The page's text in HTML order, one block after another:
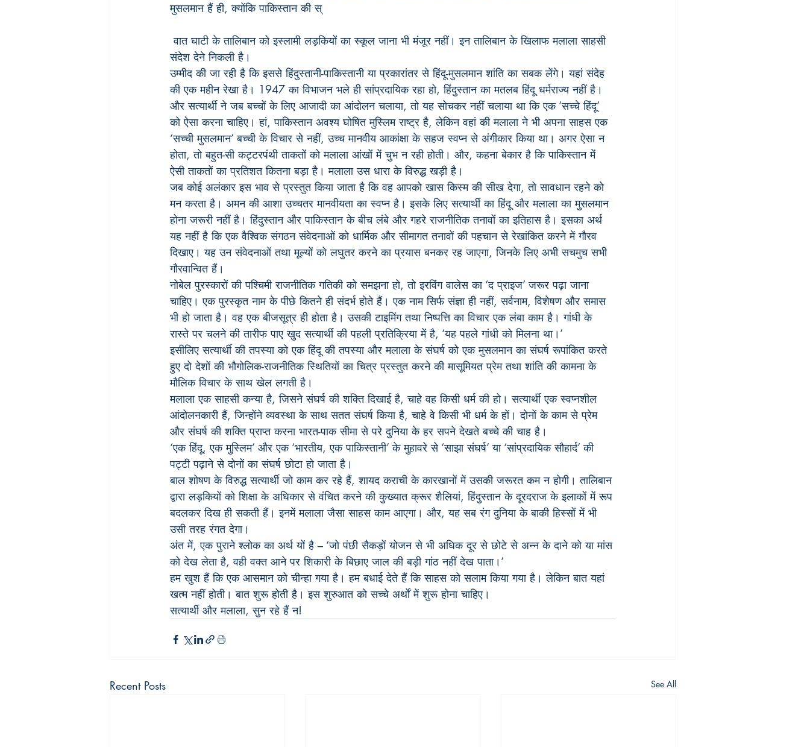
मुसलमान हैं ही, क्योंकि पाकिस्तान की स्
वात घाटी के तालिबान को इस्लामी लड़कियों का स्कूल जाना भी मंजूर नहीं। इन तालिबान के खिलाफ मलाला साहसी
संदेश देने निकली है।
उम्मीद की जा रही है कि इससे हिंदुस्तानी-पाकिस्तानी या प्रकारांतर से हिंदू-मुसलमान शांति का सबक लेंगे। यहां संदेह
की एक महीन रेखा है। 1947 का विभाजन भले ही सांप्रदायिक रहा हो, हिंदुस्तान का मतलब हिंदू धर्मराज्य नहीं है।
और सत्यार्थी ने जब बच्चों के लिए आजादी का आंदोलन चलाया, तो यह सोचकर नहीं चलाया था कि एक ‘सच्चे हिंदू’
को ऐसा करना चाहिए। हां, पाकिस्तान अवश्य घोषित मुस्लिम राष्ट्र है, लेकिन वहां की मलाला ने भी अपना साहस एक
‘सच्ची मुसलमान’ बच्ची के विचार से नहीं, उच्च मानवीय आकांक्षा के सहज स्वप्न से अंगीकार किया था। अगर ऐसा न
होता, तो बहुत-सी कट्टरपंथी ताकतों को मलाला आंखों में चुभ न रही होती। और, कहना बेकार है कि पाकिस्तान में
ऐसी ताकतों का प्रतिशत कितना बड़ा है। मलाला उस धारा के विरुद्ध खड़ी है।
जब कोई अलंकार इस भाव से प्रस्तुत किया जाता है कि वह आपको खास किस्म की सीख देगा, तो सावधान रहने को
मन करता है। अमन की आशा उच्चतर मानवीयता का स्वप्न है। इसके लिए सत्यार्थी का हिंदू और मलाला का मुसलमान
होना जरूरी नहीं है। हिंदुस्तान और पाकिस्तान के बीच लंबे और गहरे राजनीतिक तनावों का इतिहास है। इसका अर्थ
यह नहीं है कि एक वैश्विक संगठन संवेदनाओं को धार्मिक और सीमागत तनावों की पहचान से रेखांकित करने में गौरव
दिखाए। यह उन संवेदनाओं तथा मूल्यों को लघुतर करने का प्रयास बनकर रह जाएगा, जिनके लिए अभी सचमुच सभी
गौरवान्वित हैं।
नोबेल पुरस्कारों की पश्चिमी राजनीतिक गतिकी को समझना हो, तो इरविंग वालेस का ‘द प्राइज’ जरूर पढ़ा जाना
चाहिए। एक पुरस्कृत नाम के पीछे कितने ही संदर्भ होते हैं। एक नाम सिर्फ संज्ञा ही नहीं, सर्वनाम, विशेषण और समास
भी हो जाता है। वह एक बीजसूत्र ही होता है। उसकी टाइमिंग तथा निष्पत्ति का विचार एक लंबा काम है। गांधी के
रास्ते पर चलने की तारीफ पाए खुद सत्यार्थी की पहली प्रतिक्रिया में है, ‘यह पहले गांधी को मिलना था।’
इसीलिए सत्यार्थी की तपस्या को एक हिंदू की तपस्या और मलाला के संघर्ष को एक मुसलमान का संघर्ष रूपांकित करते
हुए दो देशों की भौगोलिक-राजनीतिक स्थितियों का चित्र प्रस्तुत करने की मासूमियत प्रेम तथा शांति की कामना के
मौलिक विचार के साथ खेल लगती है।
मलाला एक साहसी कन्या है, जिसने संघर्ष की शक्ति दिखाई है, चाहे वह किसी धर्म की हो। सत्यार्थी एक स्वप्नशील
आंदोलनकारी हैं, जिन्होंने व्यवस्था के साथ सतत संघर्ष किया है, चाहे वे किसी भी धर्म के हों। दोनों के काम से प्रेम
और संघर्ष की शक्ति प्राप्त करना भारत-पाक सीमा से परे दुनिया के हर सपने देखते बच्चे की चाह है।
‘एक हिंदू, एक मुस्लिम’ और एक ‘भारतीय, एक पाकिस्तानी’ के मुहावरे से ‘साझा संघर्ष’ या ‘सांप्रदायिक सौहार्द’ की
पट्टी पढ़ाने से दोनों का संघर्ष छोटा हो जाता है।
बाल शोषण के विरुद्ध सत्यार्थी जो काम कर रहे हैं, शायद कराची के कारखानों में उसकी जरूरत कम न होगी। तालिबान
द्वारा लड़कियों को शिक्षा के अधिकार से वंचित करने की कुख्यात क्रूर शैलियां, हिंदुस्तान के दूरदराज के इलाकों में रूप
बदलकर दिख ही सकती हैं। इनमें मलाला जैसा साहस काम आएगा। और, यह सब रंग दुनिया के बाकी हिस्सों में भी
उसी तरह रंगत देगा।
अंत में, एक पुराने श्लोक का अर्थ यों है – ‘जो पंछी सैकड़ों योजन से भी अधिक दूर से छोटे से अन्न के दाने को या मांस
को देख लेता है, वही वक्त आने पर शिकारी के बिछाए जाल की बड़ी गांठ नहीं देख पाता।’
हम खुश हैं कि एक आसमान को चीन्हा गया है। हम बधाई देते हैं कि साहस को सलाम किया गया है। लेकिन बात यहां
खत्म नहीं होती। बात शुरू होती है। इस शुरुआत को सच्चे अर्थों में शुरू होना चाहिए।
सत्यार्थी और मलाला, सुन रहे हैं न!
Recent Posts See All